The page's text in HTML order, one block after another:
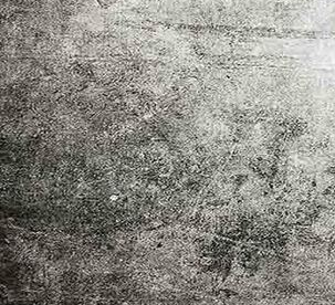
Zeitreise - Brita Hilgendorf